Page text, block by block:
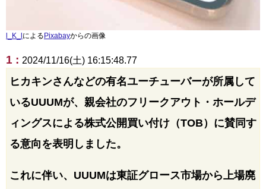
l_K_lによるPixabayからの画像
1 : 2024/11/16(土) 16:15:48.77
ヒカキンさんなどの有名ユーチューバーが所属して
いるUUUMが、親会社のフリークアウト・ホールデ
ィングスによる株式公開買い付け（TOB）に賛同す
る意向を表明しました。
これに伴い、UUUMは東証グロース市場から上場廃